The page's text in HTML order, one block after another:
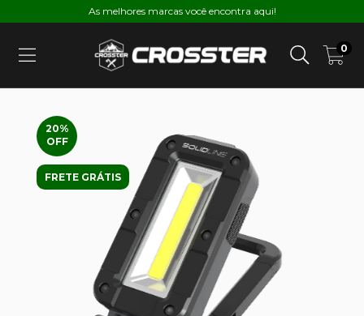
As melhores marcas você encontra aqui!
0
20%
OFF
FRETE GRÁTIS